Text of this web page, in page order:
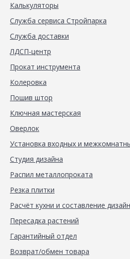
Калькуляторы
Служба сервиса Стройпарка
Служба доставки
ЛДСП-центр
Прокат инструмента
Колеровка
Пошив штор
Ключная мастерская
Оверлок
Установка входных и
Студия дизайна
Распил металлопроката
Резка плитки
Расчёт кухни и составление
Пересадка растений
Гарантийный отдел
Возврат/обмен товара